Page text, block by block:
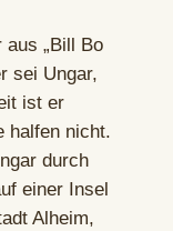
„Bill Bo
sei Ungar,
ist er
halfen nicht.
durch
einer Insel
Alheim,